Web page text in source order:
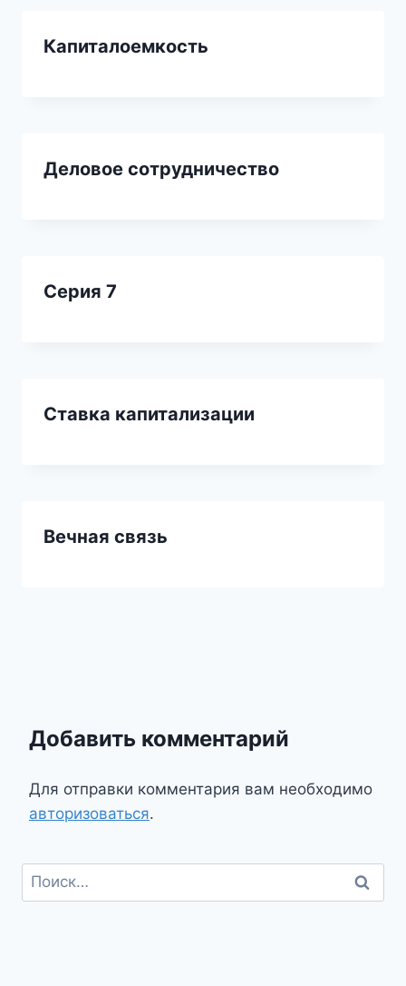
Капиталоемкость
Деловое сотрудничество
Серия 7
Ставка капитализации
Вечная связь
Добавить комментарий
Для отправки комментария вам необходимо
авторизоваться.
Найти: